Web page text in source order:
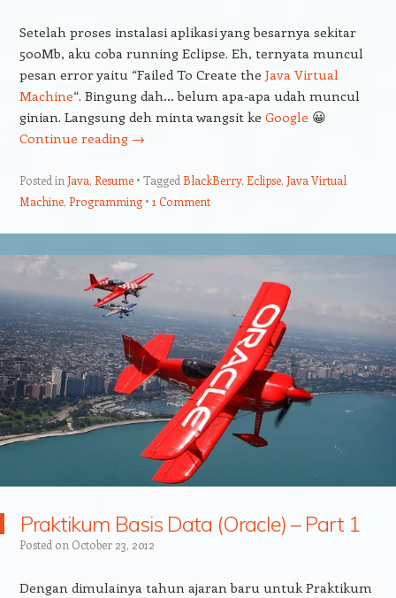
Setelah proses instalasi aplikasi yang besarnya sekitar
500Mb, aku coba running Eclipse. Eh, ternyata muncul
pesan error yaitu “Failed To Create the Java Virtual
Machine“. Bingung dah… belum apa-apa udah muncul
ginian. Langsung deh minta wangsit ke Google 😀
Continue reading →
Posted in Java, Resume Tagged BlackBerry, Eclipse, Java Virtual
Machine, Programming 1 Comment
Praktikum Basis Data (Oracle) – Part 1
Posted on October 23, 2012
Dengan dimulainya tahun ajaran baru untuk Praktikum